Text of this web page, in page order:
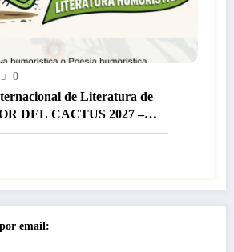
0
de Literatura de
DEL CACTUS 2027 –
email: